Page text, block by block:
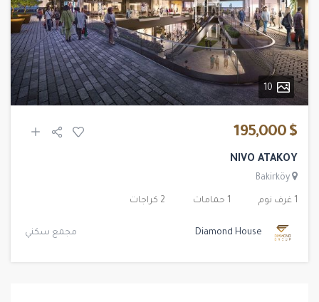
10
$ 195,000
NIVO ATAKOY
Bakirköy
1 غرف نوم 1 حمامات 2 كراجات
Diamond House مجمع سكني